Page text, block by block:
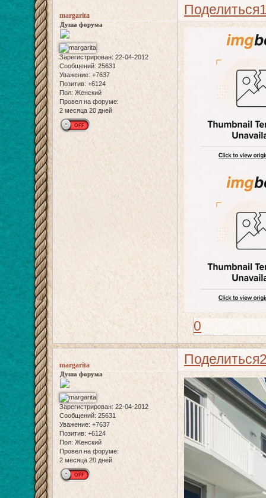
Поделиться
margarita
Душа форума
Зарегистрирован: 22-04-2012
Сообщений: 25631
Уважение: +7637
Позитив: +6124
Пол: Женский
Провел на форуме:
2 месяца 20 дней
0
Поделиться
margarita
Душа форума
Зарегистрирован: 22-04-2012
Сообщений: 25631
Уважение: +7637
Позитив: +6124
Пол: Женский
Провел на форуме:
2 месяца 20 дней